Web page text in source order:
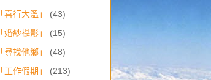
喜行大溫」
(43)
婚紗攝影」
(15)
尋找他鄉」
(48)
工作假期」
(213)